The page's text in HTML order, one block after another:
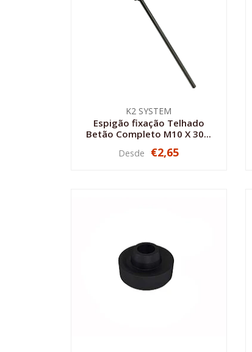
K2 SYSTEM
Espigão fixação Telhado
Betão Completo M10 X 30...
VER OPÇÕES
Desde €2,65